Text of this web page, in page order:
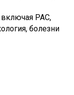
РАС,
болезни